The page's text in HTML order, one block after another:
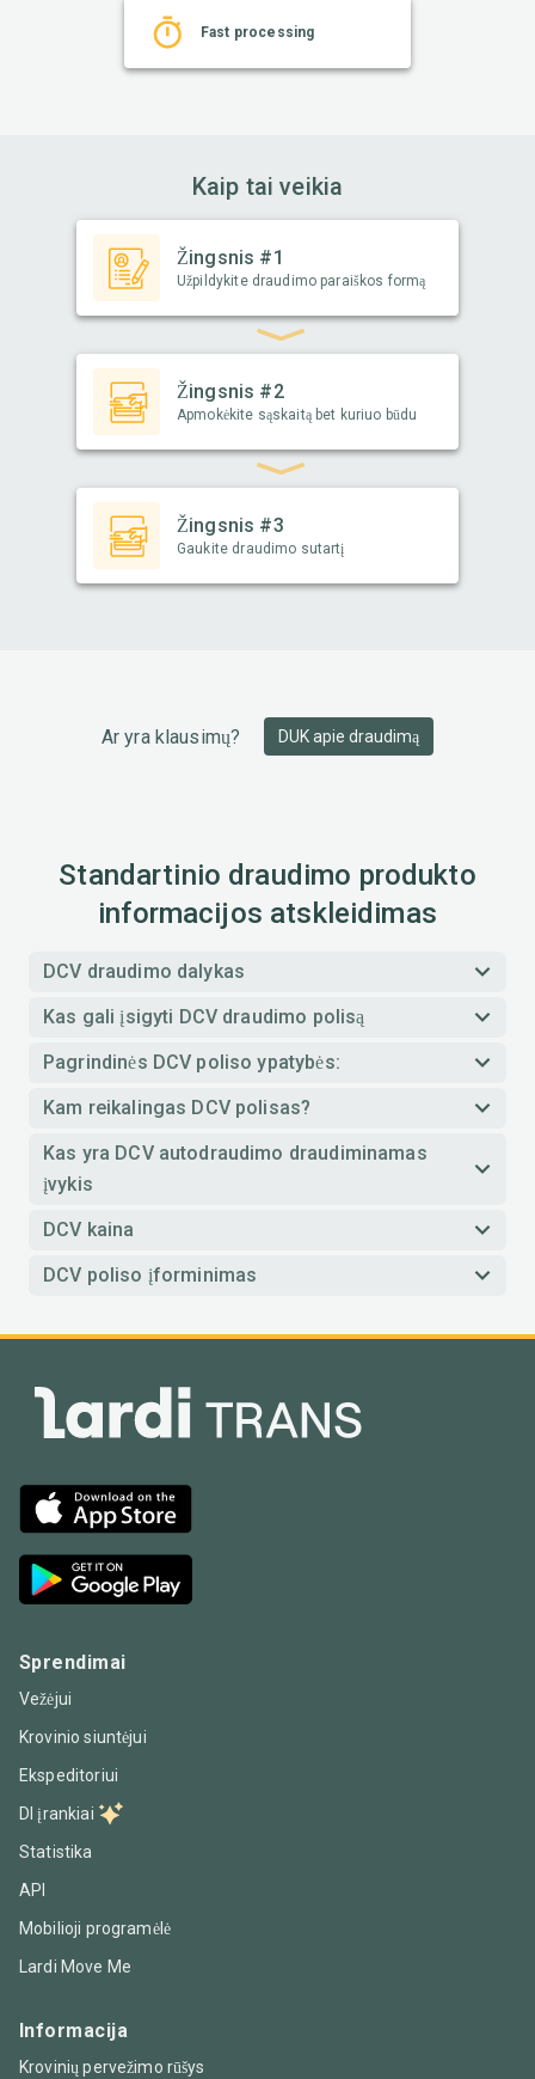
Fast processing
Kaip tai veikia
Žingsnis #1
Užpildykite draudimo paraiškos formą
Žingsnis #2
Apmokėkite sąskaitą bet kuriuo būdu
Žingsnis #3
Gaukite draudimo sutartį
Ar yra klausimų? DUK apie draudimą
Standartinio draudimo produkto
informacijos atskleidimas
DCV draudimo dalykas
Kas gali įsigyti DCV draudimo polisą
Pagrindinės DCV poliso ypatybės:
Kam reikalingas DCV polisas?
Kas yra DCV autodraudimo draudiminamas
įvykis
DCV kaina
DCV poliso įforminimas
Sprendimai
Vežėjui
Krovinio siuntėjui
Ekspeditoriui
DI įrankiai
Statistika
API
Mobilioji programėlė
Lardi Move Me
Informacija
Krovinių pervežimo rūšys